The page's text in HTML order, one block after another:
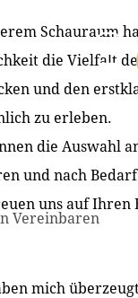
Schauraum
die Vielfalt
und den
zu erleben.
die Auswahl
und nach
uns auf Ihren
Vereinbaren
mich